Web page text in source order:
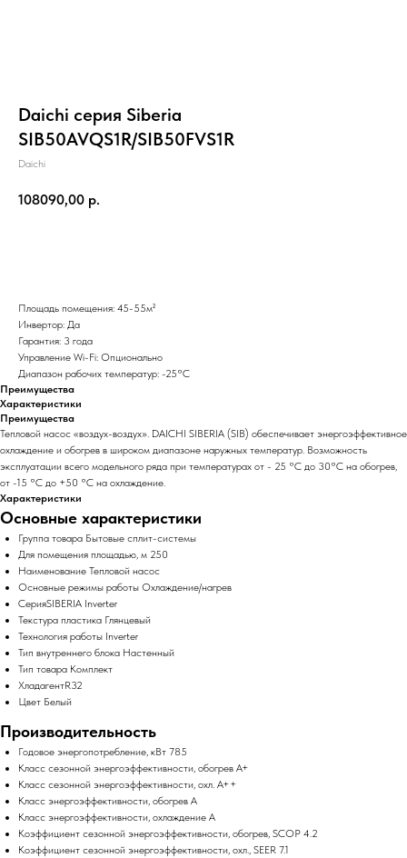
Daichi серия Siberia
SIB50AVQS1R/SIB50FVS1R
Daichi
108090,00 р.
Площадь помещения: 45-55м²
Инвертор: Да
Гарантия: 3 года
Управление Wi-Fi: Опционально
Диапазон рабочих температур: -25°С
Преимущества
Характеристики
Преимущества
Тепловой насос «воздух-воздух». DAICHI SIBERIA (SIB) обеспечивает энергоэффективное
охлаждение и обогрев в широком диапазоне наружных температур. Возможность
эксплуатации всего модельного ряда при температурах от - 25 °С до 30°С на обогрев,
от -15 °С до +50 °С на охлаждение.
Характеристики
Основные характеристики
Группа товара Бытовые сплит-системы
Для помещения площадью, м 250
Наименование Тепловой насос
Основные режимы работы Охлаждение/нагрев
СерияSIBERIA Inverter
Текстура пластика Глянцевый
Технология работы Inverter
Тип внутреннего блока Настенный
Тип товара Комплект
ХладагентR32
Цвет Белый
Производительность
Годовое энергопотребление, кВт 785
Класс сезонной энергоэффективности, обогрев A+
Класс сезонной энергоэффективности, охл. A++
Класс энергоэффективности, обогрев A
Класс энергоэффективности, охлаждение A
Коэффициент сезонной энергоэффективности, обогрев, SCOP 4.2
Коэффициент сезонной энергоэффективности, охл., SEER 7.1